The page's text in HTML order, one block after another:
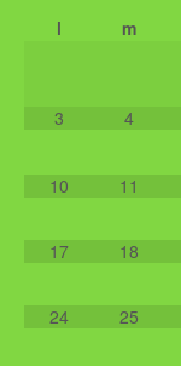
l m
3 4
10 11
17 18
24 25